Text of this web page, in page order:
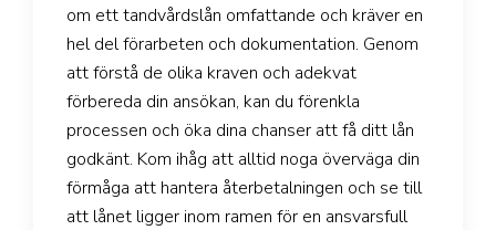
om ett tandvårdslån omfattande och kräver en
hel del förarbeten och dokumentation. Genom
att förstå de olika kraven och adekvat
förbereda din ansökan, kan du förenkla
processen och öka dina chanser att få ditt lån
godkänt. Kom ihåg att alltid noga överväga din
förmåga att hantera återbetalningen och se till
att lånet ligger inom ramen för en ansvarsfull